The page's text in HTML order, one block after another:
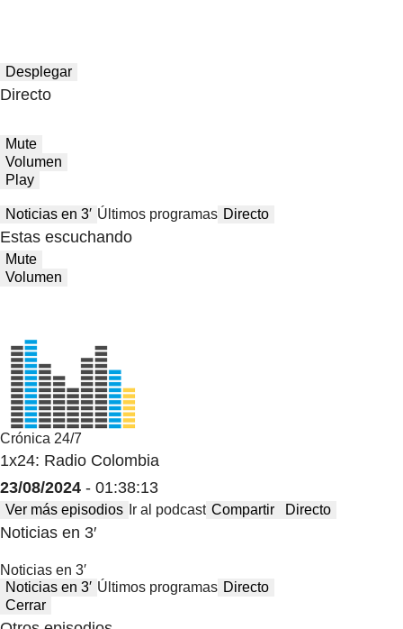
Desplegar
Directo
Mute
Volumen
Play
Noticias en 3′ Últimos programas Directo
Estas escuchando
Mute
Volumen
Crónica 24/7
1x24: Radio Colombia
23/08/2024 - 01:38:13
Ver más episodios Ir al podcast Compartir Directo
Noticias en 3′
Noticias en 3′
Noticias en 3′ Últimos programas Directo
Cerrar